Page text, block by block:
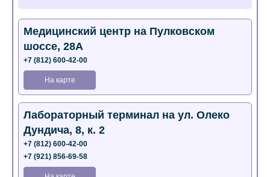
Медицинский центр на Пулковском
шоссе, 28А
+7 (812) 600-42-00
На карте
Лабораторный терминал на ул. Олеко
Дундича, 8, к. 2
+7 (812) 600-42-00
+7 (921) 856-69-58